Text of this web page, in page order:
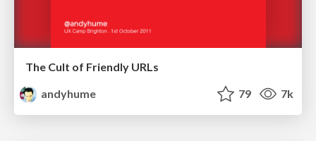
The Cult of Friendly URLs
andyhume
79 7k